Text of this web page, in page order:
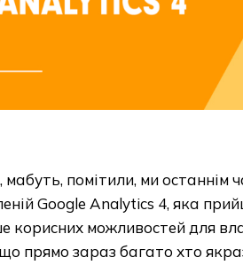
мабуть, помітили, ми останнім
Google Analytics 4, яка
корисних можливостей для
прямо зараз багато хто